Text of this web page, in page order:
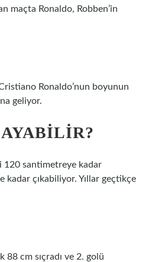
maçta Ronaldo, Robben’in
Ronaldo’nun boyunun
geliyor.
120 santimetreye kadar
kadar çıkabiliyor. Yıllar geçtikçe
88 cm sıçradı ve 2. golü